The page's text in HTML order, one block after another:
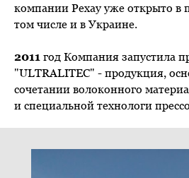
компании Рехау уже открыто в
том числе и в Украине.
2011 год Компания запустила
"ULTRALITEC" - продукция,
сочетании волоконного
и специальной технологи